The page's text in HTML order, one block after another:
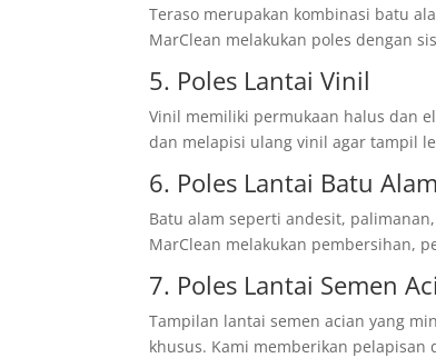
Teraso merupakan kombinasi batu
MarClean melakukan poles dengan
5. Poles Lantai Vinil
Vinil memiliki permukaan halus dan
dan melapisi ulang vinil agar tampil
6. Poles Lantai Batu Alam
Batu alam seperti andesit,
MarClean melakukan pembersihan,
7. Poles Lantai Semen
Tampilan lantai semen acian yang
khusus. Kami memberikan